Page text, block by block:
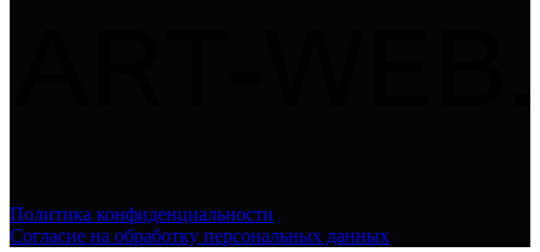
Политика конфиденциальности
Согласие на обработку персональных данных